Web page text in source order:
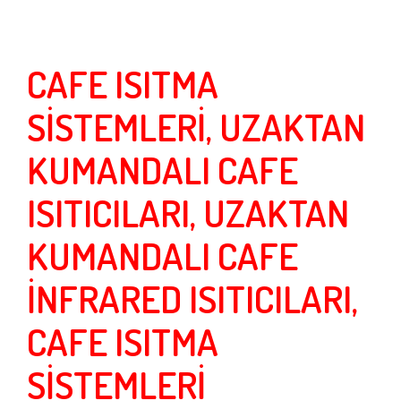
CAFE ISITMA
SİSTEMLERİ, UZAKTAN
KUMANDALI CAFE
ISITICILARI, UZAKTAN
KUMANDALI CAFE
İNFRARED ISITICILARI,
CAFE ISITMA
SİSTEMLERİ